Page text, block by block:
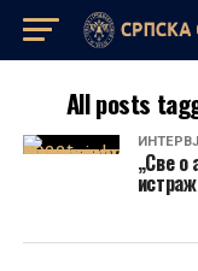
All posts
„Све о